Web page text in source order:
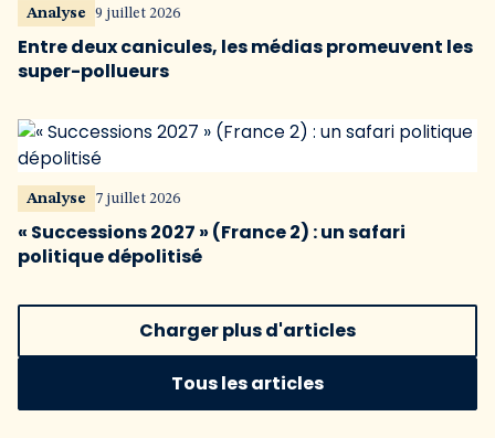
Analyse 9 juillet 2026
Entre deux canicules, les médias promeuvent les
super-pollueurs
Analyse 7 juillet 2026
« Successions 2027 » (France 2) : un safari
politique dépolitisé
Charger plus d'articles
Tous les articles